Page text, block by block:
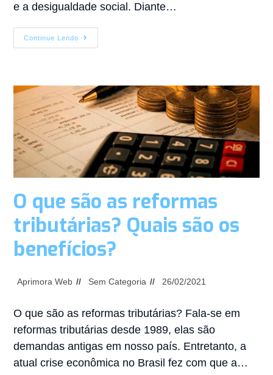
e a desigualdade social. Diante…
Continue Lendo
O que são as reformas
tributárias? Quais são os
benefícios?
Aprimora Web Sem Categoria 26/02/2021
O que são as reformas tributárias? Fala-se em
reformas tributárias desde 1989, elas são
demandas antigas em nosso país. Entretanto, a
atual crise econômica no Brasil fez com que a…